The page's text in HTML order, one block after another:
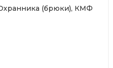
(брюки), КМФ